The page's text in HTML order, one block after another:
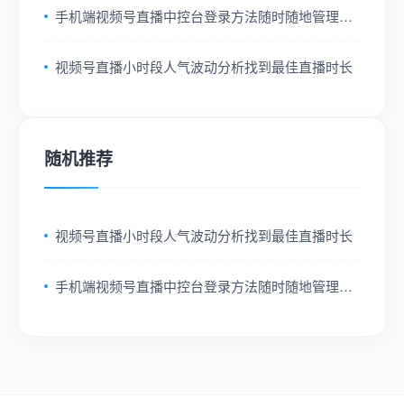
手机端视频号直播中控台登录方法随时随地管理直
视频号直播小时段人气波动分析找到最佳直播时长
随机推荐
视频号直播小时段人气波动分析找到最佳直播时长
手机端视频号直播中控台登录方法随时随地管理直